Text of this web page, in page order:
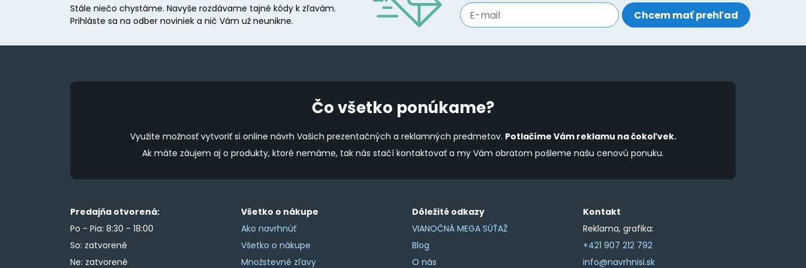
be
on
product
be
chosen
on
product
chosen
on
product
be
chosen
on
Stále niečo chystáme. Navyše rozdávame tajné kódy k zľavám.
Prihláste sa na odber noviniek a nič Vám už neunikne.
Čo všetko ponúkame?
Využite možnosť vytvoriť si online návrh Vašich prezentačných a reklamných predmetov. Potlačíme Vám reklamu na čokoľvek.
Ak máte záujem aj o produkty, ktoré nemáme, tak nás stačí kontaktovať a my Vám obratom pošleme našu cenovú ponuku.
Predajňa otvorená:
Po - Pia: 8:30 - 18:00
So: zatvorené
Ne: zatvorené
Všetko o nákupe
Ako navrhnúť
Všetko o nákupe
Množstevné zľavy
Dôležité odkazy
VIANOČNÁ MEGA SÚŤAŽ
Blog
O nás
Kontakt
Reklama, grafika:
+421 907 212 792
info@navrhnisi.sk